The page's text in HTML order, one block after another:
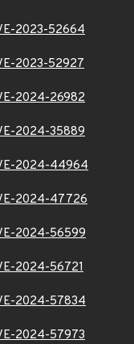
2023-52664
2023-52927
2024-26982
2024-35889
2024-44964
2024-47726
2024-56599
2024-56721
2024-57834
2024-57973